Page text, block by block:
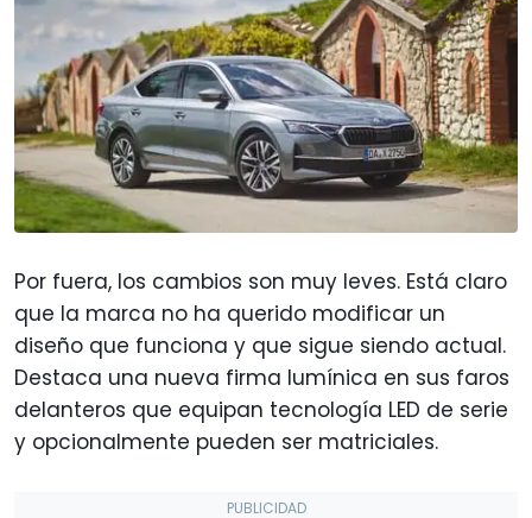
Por fuera, los cambios son muy leves. Está claro
que la marca no ha querido modificar un
diseño que funciona y que sigue siendo actual.
Destaca una nueva firma lumínica en sus faros
delanteros que equipan tecnología LED de serie
y opcionalmente pueden ser matriciales.